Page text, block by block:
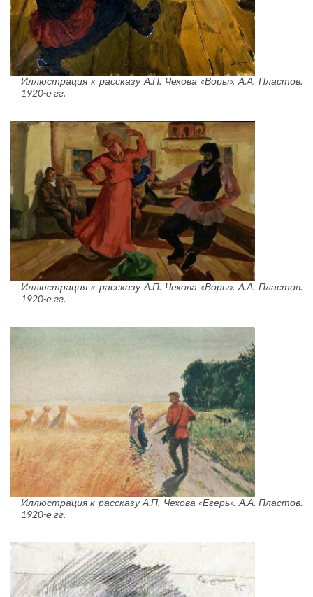
Иллюстрация к рассказу А.П. Чехова «Воры». А.А. Пластов.
1920-е гг.
Иллюстрация к рассказу А.П. Чехова «Воры». А.А. Пластов.
1920-е гг.
Иллюстрация к рассказу А.П. Чехова «Егерь». А.А. Пластов.
1920-е гг.